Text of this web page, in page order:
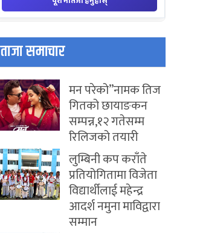
ताजा समाचार
मन परेको”नामक तिज
गितको छायाङकन
सम्पन्न,१२ गतेसम्म
रिलिजको तयारी
लुम्बिनी कप कराँते
प्रतियोगितामा विजेता
विद्यार्थीलाई महेन्द्र
आदर्श नमुना माविद्वारा
सम्मान